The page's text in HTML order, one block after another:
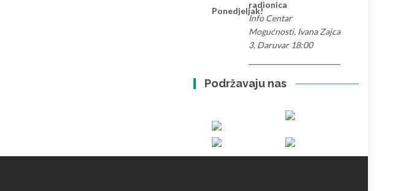
Ponedjeljak!
radionica
Info Centar
Mogućnosti, Ivana Zajca
3, Daruvar 18:00
Podržavaju nas